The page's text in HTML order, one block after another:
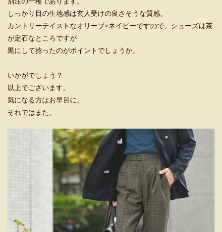
しっかり目の生地感は玄人受けの良さそうな質感。
カントリーテイストなオリーブ×ネイビーですので、シューズは茶
が定石なところですが
黒にして捻ったのがポイントでしょうか。
いかがでしょう？
以上でございます。
気になる方はお早目に。
それではまた。